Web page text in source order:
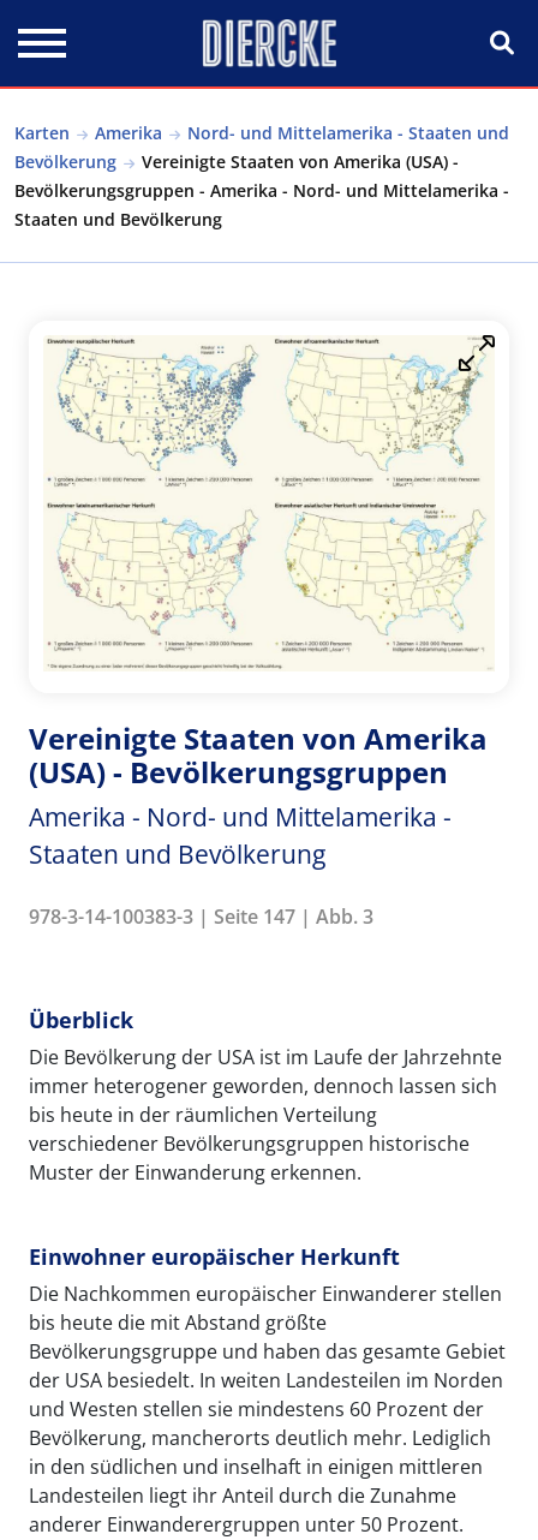
Karten Amerika
Nord- und Mittelamerika - Staaten und
Bevölkerung
Vereinigte Staaten von Amerika (USA) -
Bevölkerungsgruppen - Amerika - Nord- und Mittelamerika -
Staaten und Bevölkerung
Vereinigte Staaten von Amerika
(USA) - Bevölkerungsgruppen
Amerika - Nord- und Mittelamerika -
Staaten und Bevölkerung
978-3-14-100383-3 | Seite 147 | Abb. 3
Überblick
Die Bevölkerung der USA ist im Laufe der Jahrzehnte
immer heterogener geworden, dennoch lassen sich
bis heute in der räumlichen Verteilung
verschiedener Bevölkerungsgruppen historische
Muster der Einwanderung erkennen.
Einwohner europäischer Herkunft
Die Nachkommen europäischer Einwanderer stellen
bis heute die mit Abstand größte
Bevölkerungsgruppe und haben das gesamte Gebiet
der USA besiedelt. In weiten Landesteilen im Norden
und Westen stellen sie mindestens 60 Prozent der
Bevölkerung, mancherorts deutlich mehr. Lediglich
in den südlichen und inselhaft in einigen mittleren
Landesteilen liegt ihr Anteil durch die Zunahme
anderer Einwanderergruppen unter 50 Prozent.